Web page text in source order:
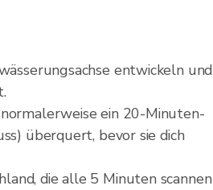
entwickeln und
ein 20-Minuten-
überquert, bevor sie dich
die alle 5 Minuten scannen